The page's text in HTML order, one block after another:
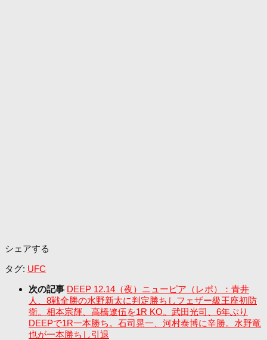
シェアする
タグ: UFC
次の記事 DEEP 12.14（夜）ニューピア（レポ）：青井
人、8戦全勝の水野新太に判定勝ちしフェザー級王座初防
衛。相本宗輝、高橋遼伍を1R KO。武田光司、6年ぶり
DEEPで1R一本勝ち。石司晃一、河村泰博に辛勝。水野竜
也が一本勝ちし引退